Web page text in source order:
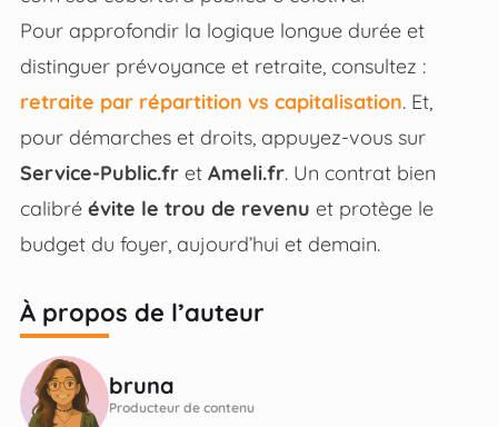
Pour approfondir la logique longue durée et
distinguer prévoyance et retraite, consultez :
retraite par répartition vs capitalisation. Et,
pour démarches et droits, appuyez-vous sur
Service-Public.fret Ameli.fr. Un contrat bien
calibré évite le trou de revenu et protège le
budget du foyer, aujourd’hui et demain.
À propos de l’auteur
bruna
Producteur de contenu